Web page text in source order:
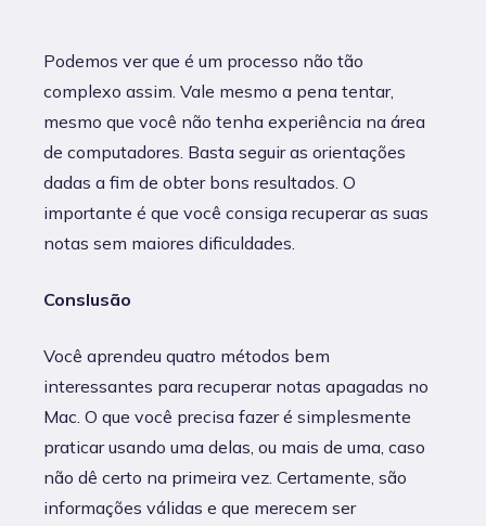
Podemos ver que é um processo não tão
complexo assim. Vale mesmo a pena tentar,
mesmo que você não tenha experiência na área
de computadores. Basta seguir as orientações
dadas a fim de obter bons resultados. O
importante é que você consiga recuperar as suas
notas sem maiores dificuldades.
Conslusão
Você aprendeu quatro métodos bem
interessantes para recuperar notas apagadas no
Mac. O que você precisa fazer é simplesmente
praticar usando uma delas, ou mais de uma, caso
não dê certo na primeira vez. Certamente, são
informações válidas e que merecem ser